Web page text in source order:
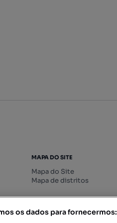
MAPA DO SITE
Mapa do Site
Mapa de distritos
os dados para fornecermos: